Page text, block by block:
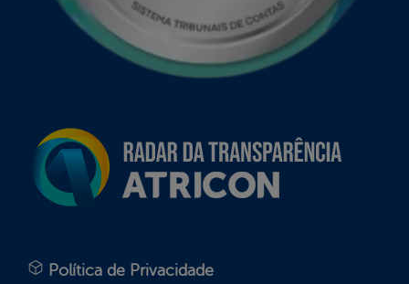
Política de Privacidade